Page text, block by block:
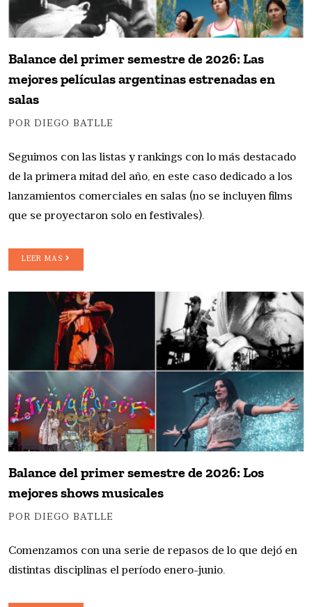
Balance del primer semestre de 2026: Las
mejores películas argentinas estrenadas en
salas
POR DIEGO BATLLE
Seguimos con las listas y rankings con lo más destacado
de la primera mitad del año, en este caso dedicado a los
lanzamientos comerciales en salas (no se incluyen films
que se proyectaron solo en festivales).
LEER MAS
Balance del primer semestre de 2026: Los
mejores shows musicales
POR DIEGO BATLLE
Comenzamos con una serie de repasos de lo que dejó en
distintas disciplinas el período enero-junio.